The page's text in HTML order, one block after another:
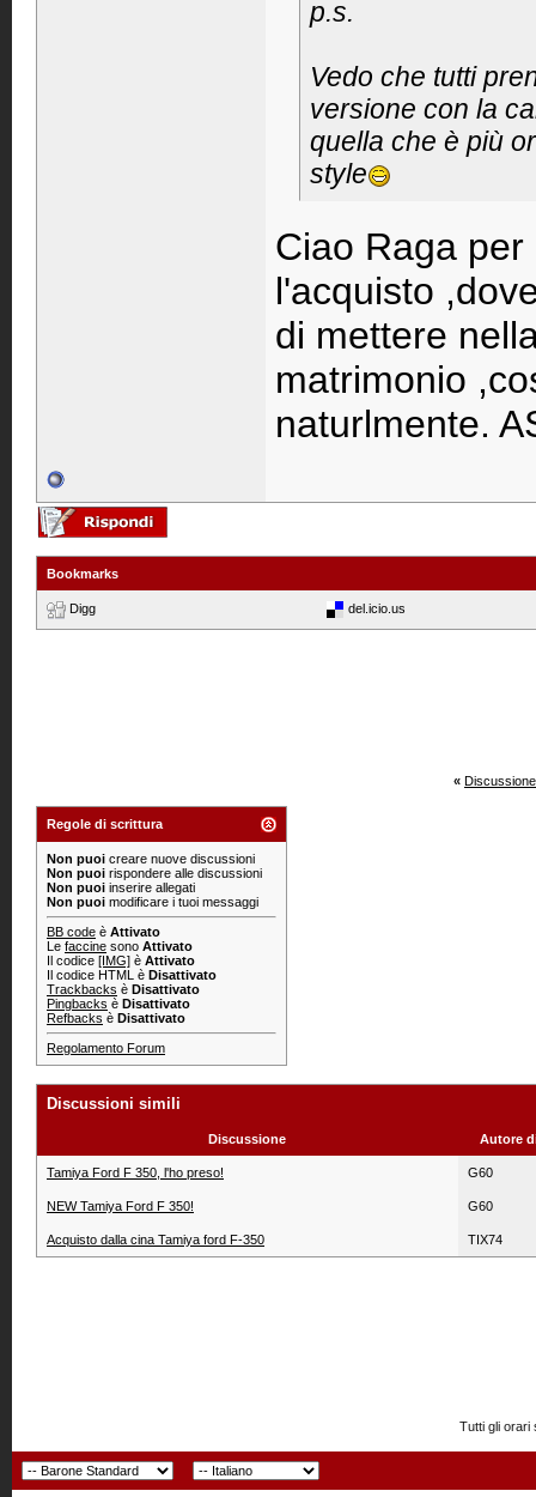
p.s.
Vedo che tutti
versione con la
quella che è più
style
Ciao Raga
l'acquisto
di mettere
matrimonio
naturlmente.
Bookmarks
Digg del.icio.us
«
Regole di scrittura
Non puoi creare nuove discussioni
Non puoi rispondere alle discussioni
Non puoi inserire allegati
Non puoi modificare i tuoi messaggi
BB code è Attivato
Le faccine sono Attivato
Il codice [IMG] è Attivato
Il codice HTML è Disattivato
Trackbacks è Disattivato
Pingbacks è Disattivato
Refbacks è Disattivato
Regolamento Forum
Discussioni simili
Discussione Autore
Tamiya Ford F 350, l'ho preso! G60
NEW Tamiya Ford F 350! G60
Acquisto dalla cina Tamiya ford F-350 TIX74
Tutti gli orari